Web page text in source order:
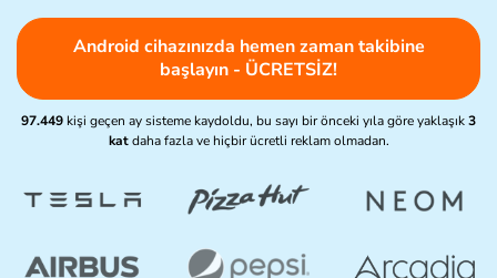
Android cihazınızda hemen zaman takibine
başlayın - ÜCRETSİZ!
97.449kişi geçen ay sisteme kaydoldu, bu sayı bir önceki yıla göre yaklaşık3
kat daha fazla ve hiçbir ücretli reklam olmadan.